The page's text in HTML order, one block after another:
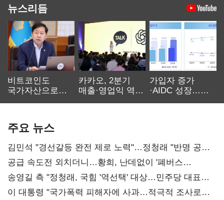
뉴스리듬
비트코인도
국가자산으로…'
카카오, 2분기
매출·영업익 역대
가입자 증가
·AIDC 성장…
주요 뉴스
김민석 "경선갈등 완전 제로 노력"…정청래 "반명 공세
사과부터"
공급 속도전 외치더니…황희, 난데없이 '폐버스
리모델링' 제안
송영길 측 "정청래, 국힘 '역선택' 대상…민주당 대표로
총선 지휘 못해"
이 대통령 "국가폭력 피해자에 사과…적극적 조사로